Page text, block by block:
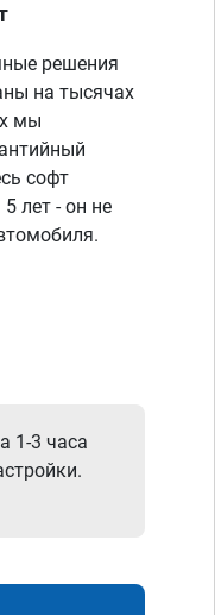
решения
на тысячах
мы
софт
лет - он не
1-3 часа